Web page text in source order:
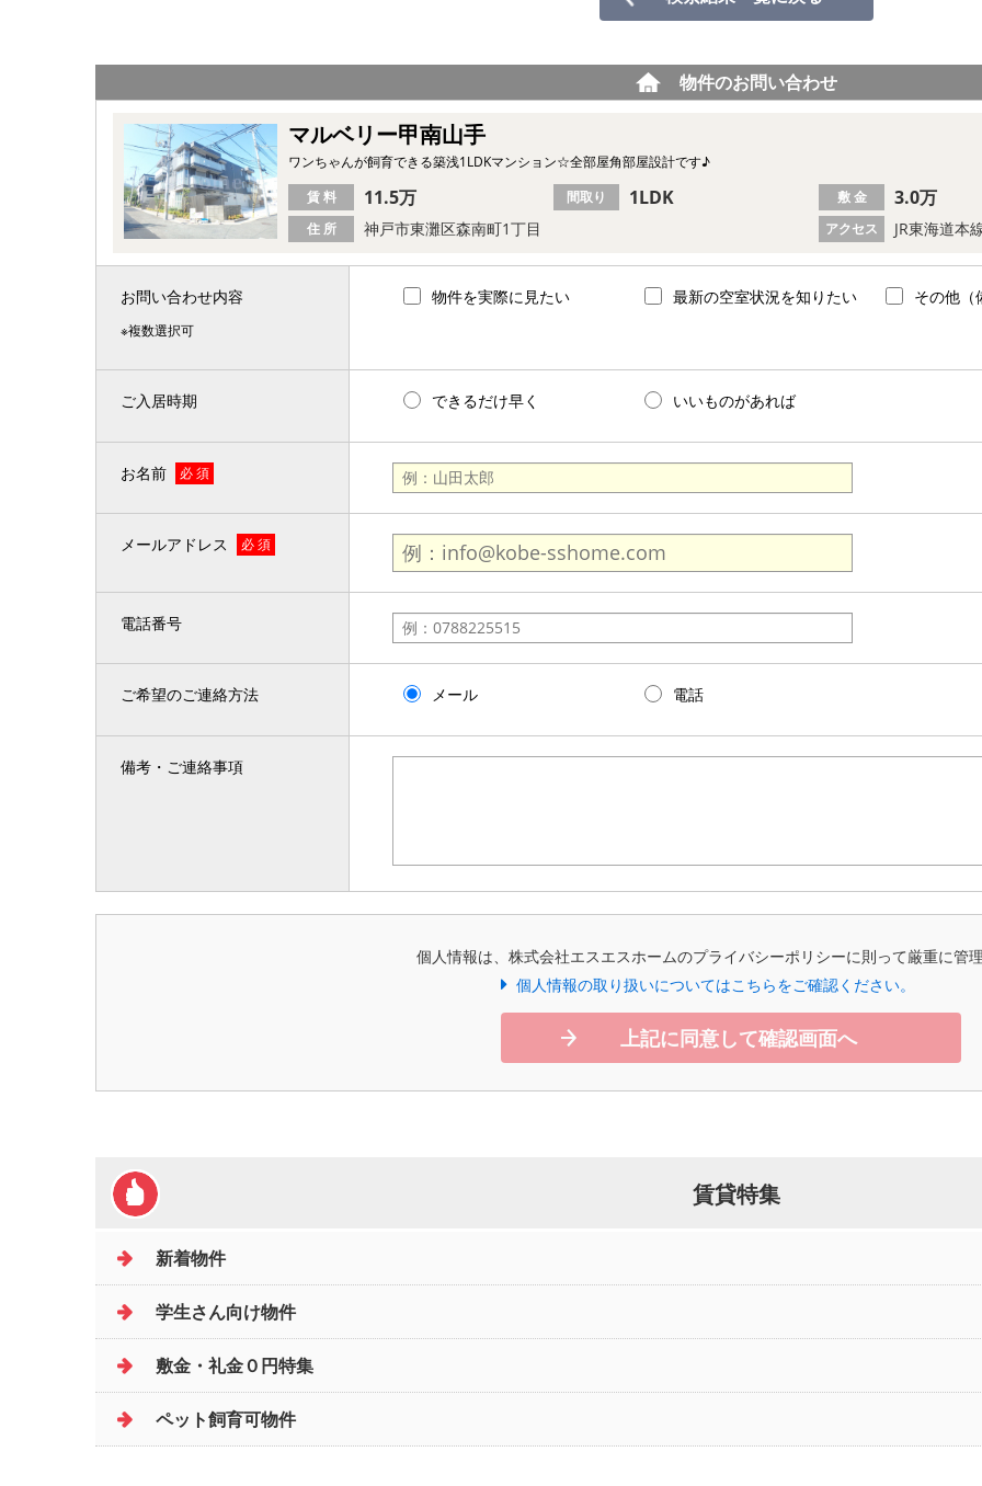
物件のお問い合わせ
マルベリー甲南山手
ワンちゃんが飼育できる築浅1LDKマンション☆全部屋角部屋設計です♪
住 所 神戸市東灘区森南町1丁目 アクセス JR東海道本
賃 料 11.5万 間取り 1LDK 敷 金 3.0万
お問い合わせ内容
※複数選択可
物件を実際に見たい 最新の空室状況を知りたい その他（
ご入居時期 できるだけ早く いいものがあれば
お名前 必 須
メールアドレス 必 須
電話番号
ご希望のご連絡方法 メール 電話
備考・ご連絡事項
個人情報は、株式会社エスエスホームのプライバシーポリシーに則って厳重に管
個人情報の取り扱いについてはこちらをご確認ください。
上記に同意して確認画面へ
賃貸特集
新着物件
学生さん向け物件
敷金・礼金０円特集
ペット飼育可物件